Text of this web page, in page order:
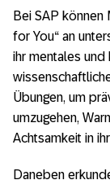
Bei SAP können
for You“ an
ihr mentales
Übungen, um
umzugehen,
Achtsamkeit in
Daneben